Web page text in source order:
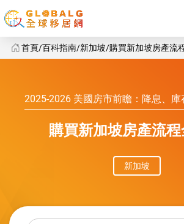
首頁 百科指南 新加坡 購買新加坡房產流
2025-2026 美國房市前瞻：降息、
購買新加坡房產流
新加坡